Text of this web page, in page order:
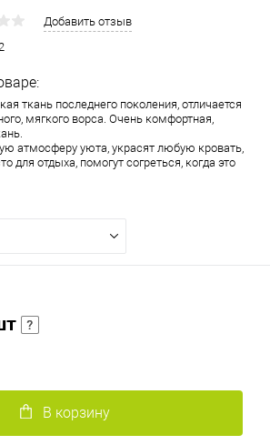
Добавить отзыв
ткань последнего поколения, отличается
мягкого ворса. Очень комфортная,
атмосферу уюта, украсят любую кровать,
для отдыха, помогут согреться, когда это
В корзину